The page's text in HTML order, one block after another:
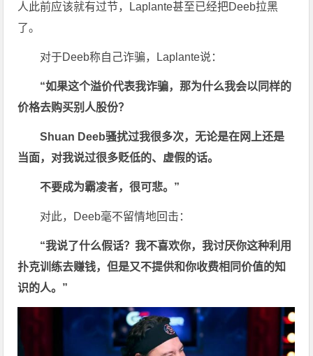
人此前应该就有过节，Laplante甚至已经把Deeb拉黑
了。
对于Deeb称自己诈骗，Laplante说：
“如果这个溢价代表我诈骗，那为什么我会以同样的
价格去购买别人股份？
Shuan Deeb骚扰过我很多次，无论是在网上还是
当面，对我说过很多贬低的、虚假的话。
不要成为霸凌者，很可悲。”
对此，Deeb毫不留情地回击：
“我说了什么假话？我不喜欢你，我讨厌你这种利用
扑克训练去赚钱，但是又不提供和你收费相同价值的知
识的人。”